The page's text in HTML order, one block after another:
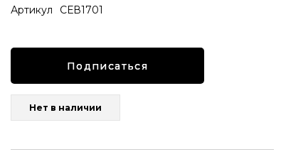
Артикул СЕВ1701
Подписаться
Нет в наличии